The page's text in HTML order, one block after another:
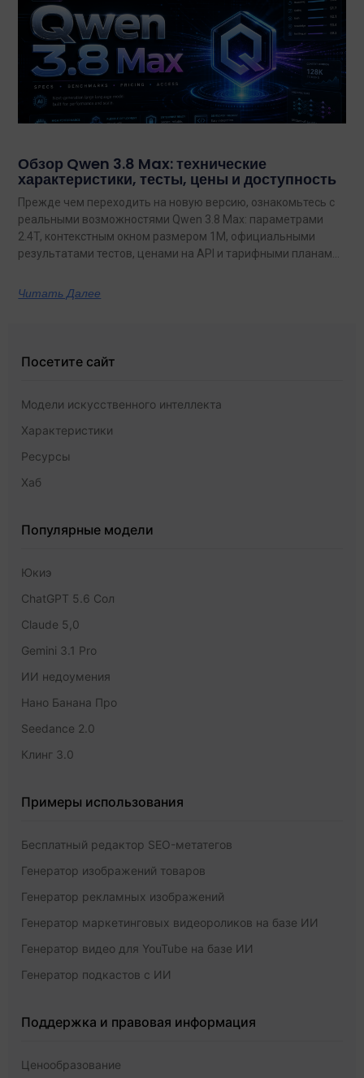
Обзор Qwen 3.8 Max: технические
характеристики, тесты, цены и доступность
Прежде чем переходить на новую версию, ознакомьтесь с
реальными возможностями Qwen 3.8 Max: параметрами
2.4T, контекстным окном размером 1M, официальными
результатами тестов, ценами на API и тарифными планами
Читать Далее
Посетите сайт
Модели искусственного интеллекта
Характеристики
Ресурсы
Хаб
Популярные модели
Юкиэ
ChatGPT 5.6 Сол
Claude 5,0
Gemini 3.1 Pro
ИИ недоумения
Нано Банана Про
Seedance 2.0
Клинг 3.0
Примеры использования
Бесплатный редактор SEO-метатегов
Генератор изображений товаров
Генератор рекламных изображений
Генератор маркетинговых видеороликов на базе ИИ
Генератор видео для YouTube на базе ИИ
Генератор подкастов с ИИ
Поддержка и правовая информация
Ценообразование